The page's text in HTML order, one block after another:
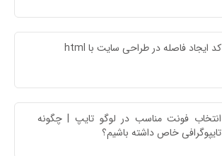
کد ایجاد فاصله در طراحی سایت با html
انتخاب فونت مناسب در لوگو تایپ | چگونه
تایپوگرافی خاص داشته باشیم؟